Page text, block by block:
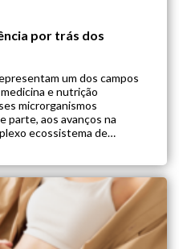
por trás dos
um dos campos
e nutrição
microrganismos
parte, aos avanços na
ecossistema de
[…]